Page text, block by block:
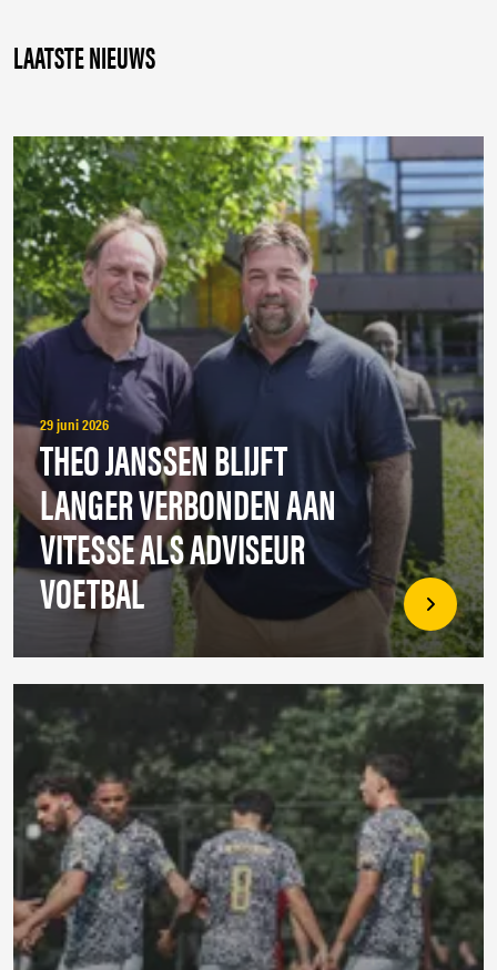
LAATSTE NIEUWS
29 juni 2026
THEO JANSSEN BLIJFT
LANGER VERBONDEN AAN
VITESSE ALS ADVISEUR
VOETBAL